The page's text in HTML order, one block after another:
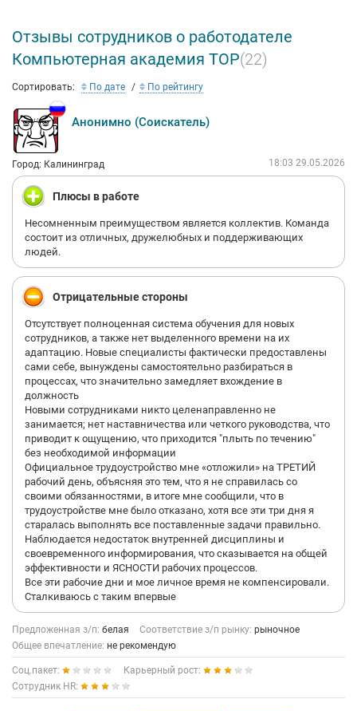
Отзывы сотрудников о работодателе
Компьютерная академия TOP(22)
Сортировать: По дате По рейтингу
Анонимно (Соискатель)
Город: Калининград 18:03 29.05.2026
Плюсы в работе
Несомненным преимуществом является коллектив. Команда
состоит из отличных, дружелюбных и поддерживающих
людей.
Отрицательные стороны
Отсутствует полноценная система обучения для новых
сотрудников, а также нет выделенного времени на их
адаптацию. Новые специалисты фактически предоставлены
сами себе, вынуждены самостоятельно разбираться в
процессах, что значительно замедляет вхождение в
должность
Новыми сотрудниками никто целенаправленно не
занимается; нет наставничества или четкого руководства, что
приводит к ощущению, что приходится "плыть по течению"
без необходимой информации
Официальное трудоустройство мне «отложили» на ТРЕТИЙ
рабочий день, объясняя это тем, что я не справилась со
своими обязанностями, в итоге мне сообщили, что в
трудоустройстве мне было отказано, хотя все эти три дня я
старалась выполнять все поставленные задачи правильно.
Наблюдается недостаток внутренней дисциплины и
своевременного информирования, что сказывается на общей
эффективности и ЯСНОСТИ рабочих процессов.
Все эти рабочие дни и мое личное время не компенсировали.
Сталкиваюсь с таким впервые
Предложенная з/п: белая Соответствие з/п рынку: рыночное
Общее впечатление: не рекомендую
Соц.пакет:
Карьерный рост:
Сотрудник HR: